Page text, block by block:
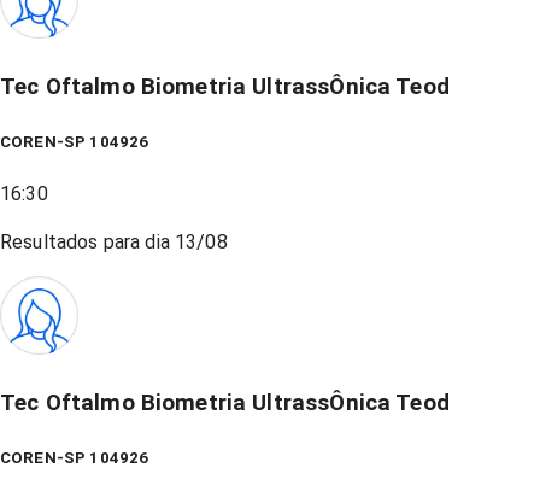
Tec Oftalmo Biometria UltrassÔnica Teod
COREN-SP 104926
16:30
Resultados para dia 13/08
Tec Oftalmo Biometria UltrassÔnica Teod
COREN-SP 104926